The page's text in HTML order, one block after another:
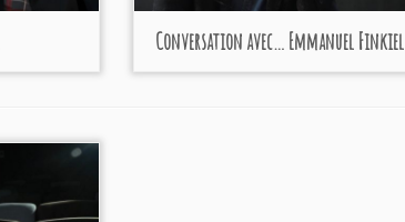
Conversation avec… Emmanuel Finkiel